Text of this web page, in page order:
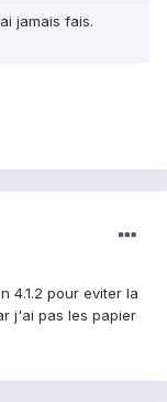
jamais fais.
4.1.2 pour eviter la
j'ai pas les papier